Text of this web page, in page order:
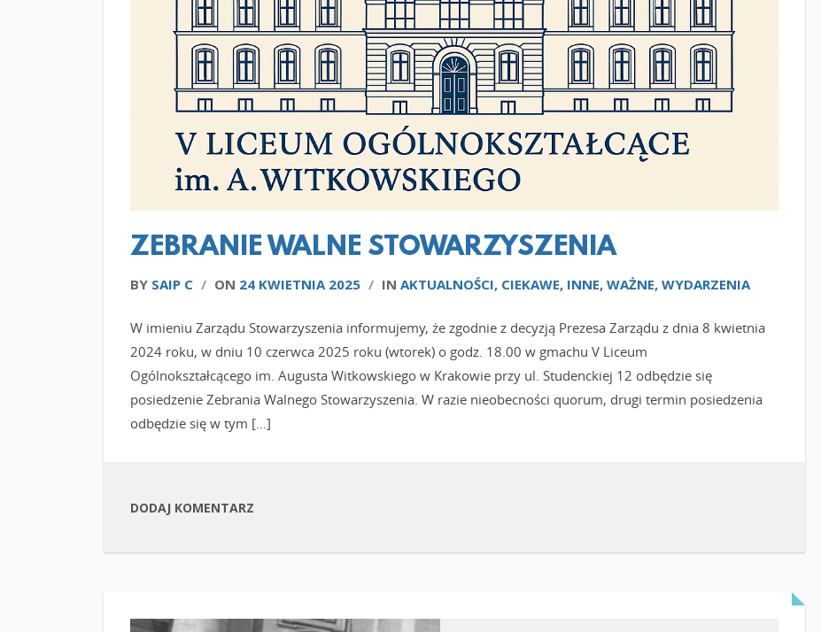
ZEBRANIE WALNE STOWARZYSZENIA
BY SAIP C / ON 24 KWIETNIA 2025 / IN AKTUALNOŚCI, CIEKAWE, INNE, WAŻNE, WYDARZENIA
W imieniu Zarządu Stowarzyszenia informujemy, że zgodnie z decyzją Prezesa Zarządu z dnia 8 kwietnia
2024 roku, w dniu 10 czerwca 2025 roku (wtorek) o godz. 18.00 w gmachu V Liceum
Ogólnokształcącego im. Augusta Witkowskiego w Krakowie przy ul. Studenckiej 12 odbędzie się
posiedzenie Zebrania Walnego Stowarzyszenia. W razie nieobecności quorum, drugi termin posiedzenia
odbędzie się w tym […]
DODAJ KOMENTARZ